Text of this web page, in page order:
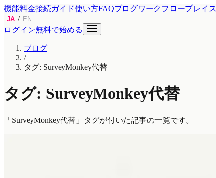
機能料金接続ガイド使い方FAQブログワークフロープレイス
JA / EN
ログイン無料で始める
ブログ
/
タグ: SurveyMonkey代替
タグ: SurveyMonkey代替
「SurveyMonkey代替」タグが付いた記事の一覧です。